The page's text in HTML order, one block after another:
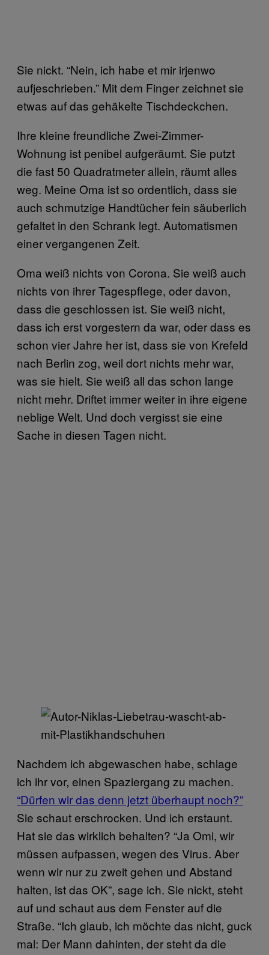
Sie nickt. “Nein, ich habe et mir irjenwo
aufjeschrieben.” Mit dem Finger zeichnet sie
etwas auf das gehäkelte Tischdeckchen.
Ihre kleine freundliche Zwei-Zimmer-
Wohnung ist penibel aufgeräumt. Sie putzt
die fast 50 Quadratmeter allein, räumt alles
weg. Meine Oma ist so ordentlich, dass sie
auch schmutzige Handtücher fein säuberlich
gefaltet in den Schrank legt. Automatismen
einer vergangenen Zeit.
Oma weiß nichts von Corona. Sie weiß auch
nichts von ihrer Tagespflege, oder davon,
dass die geschlossen ist. Sie weiß nicht,
dass ich erst vorgestern da war, oder dass es
schon vier Jahre her ist, dass sie von Krefeld
nach Berlin zog, weil dort nichts mehr war,
was sie hielt. Sie weiß all das schon lange
nicht mehr. Driftet immer weiter in ihre eigene
neblige Welt. Und doch vergisst sie eine
Sache in diesen Tagen nicht.
Nachdem ich abgewaschen habe, schlage
ich ihr vor, einen Spaziergang zu machen.
“Dürfen wir das denn jetzt überhaupt noch?”
Sie schaut erschrocken. Und ich erstaunt.
Hat sie das wirklich behalten? “Ja Omi, wir
müssen aufpassen, wegen des Virus. Aber
wenn wir nur zu zweit gehen und Abstand
halten, ist das OK”, sage ich. Sie nickt, steht
auf und schaut aus dem Fenster auf die
Straße. “Ich glaub, ich möchte das nicht, guck
mal: Der Mann dahinten, der steht da die